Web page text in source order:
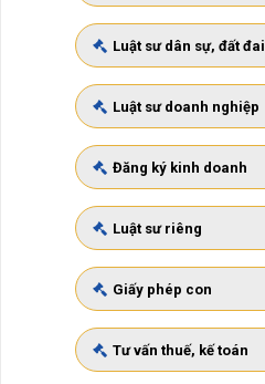
Luật sư dân sự, đất đai
Luật sư doanh nghiệp
Đăng ký kinh doanh
Luật sư riêng
Giấy phép con
Tư vấn thuế, kế toán